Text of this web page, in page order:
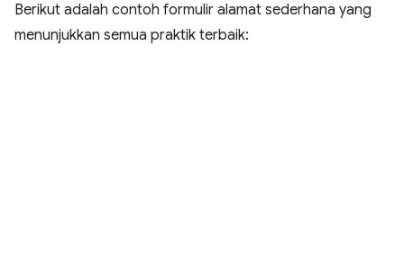
Berikut adalah contoh formulir alamat sederhana yang
menunjukkan semua praktik terbaik: